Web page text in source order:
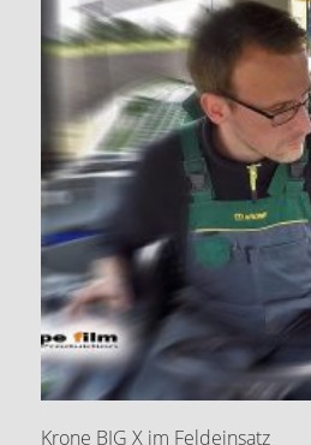
Krone BIG X im Feldeinsatz